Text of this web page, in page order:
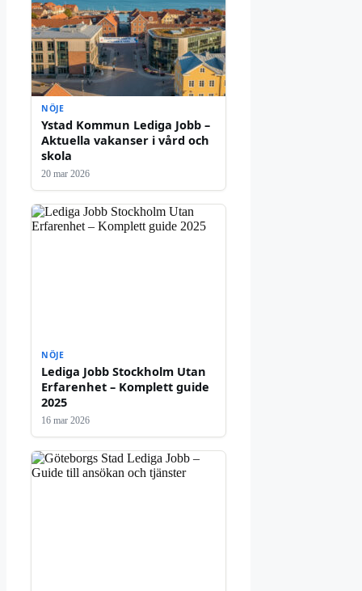
NÖJE
Ystad Kommun Lediga Jobb –
Aktuella vakanser i vård och
skola
20 mar 2026
NÖJE
Lediga Jobb Stockholm Utan
Erfarenhet – Komplett guide
2025
16 mar 2026